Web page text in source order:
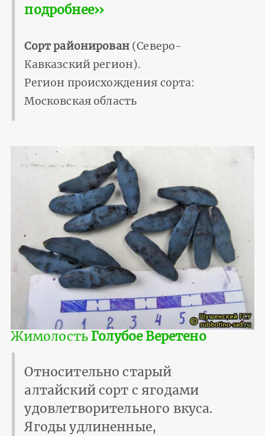
подробнее››
Сорт районирован(Северо-
Кавказский регион).
Регион происхождения сорта:
Московская область
ЖимолостьГолубое Веретено
Относительно старый
алтайский сорт с ягодами
удовлетворительного вкуса.
Ягоды удлиненные,